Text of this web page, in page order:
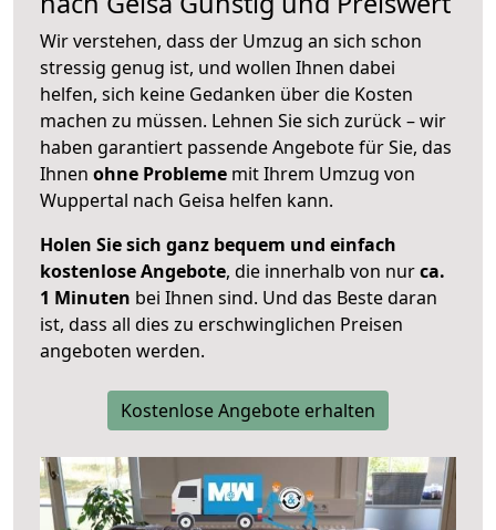
Wir verstehen, dass der Umzug an sich schon
stressig genug ist, und wollen Ihnen dabei
helfen, sich keine Gedanken über die Kosten
machen zu müssen. Lehnen Sie sich zurück – wir
haben garantiert passende Angebote für Sie, das
Ihnen ohne Probleme mit Ihrem Umzug von
Wuppertal nach Geisa helfen kann.
Holen Sie sich ganz bequem und einfach
kostenlose Angebote, die innerhalb von nurca.
1 Minuten bei Ihnen sind. Und das Beste daran
ist, dass all dies zu erschwinglichen Preisen
angeboten werden.
Kostenlose Angebote erhalten